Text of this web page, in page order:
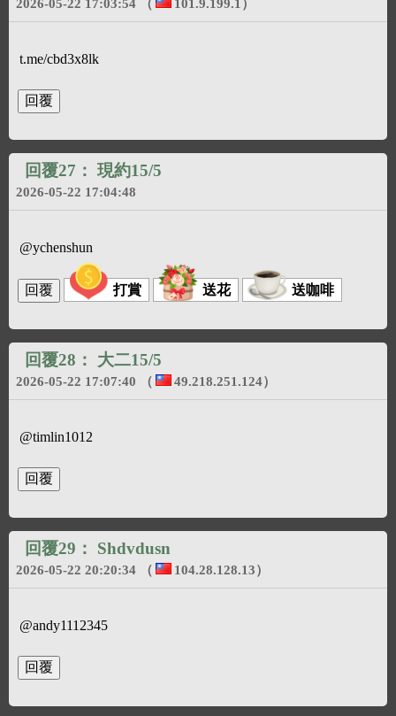
2026-05-22 17:03:54 （ 101.9.199.1 ）
t.me/cbd3x8lk
回覆27： 現約15/5
2026-05-22 17:04:48
@ychenshun
打賞 送花 送咖啡
回覆28： 大二15/5
2026-05-22 17:07:40 （ 49.218.251.124）
@timlin1012
回覆29： Shdvdusn
2026-05-22 20:20:34 （ 104.28.128.13）
@andy1112345